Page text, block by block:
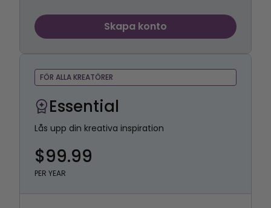
Skapa konto
FÖR ALLA KREATÖRER
Essential
Lås upp din kreativa inspiration
$99.99
PER YEAR